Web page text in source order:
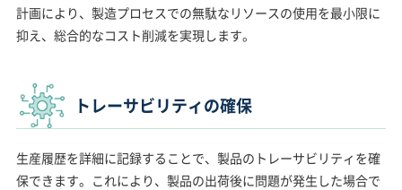
計画により、製造プロセスでの無駄なリソースの使用を最小限に
抑え、総合的なコスト削減を実現します。
トレーサビリティの確保
生産履歴を詳細に記録することで、製品のトレーサビリティを確
保できます。これにより、製品の出荷後に問題が発生した場合で